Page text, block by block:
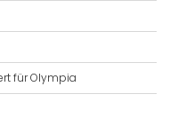
für Olympia